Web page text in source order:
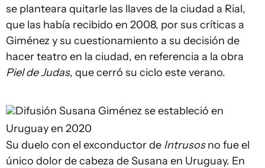
se planteara quitarle las llaves de la ciudad a Rial,
que las había recibido en 2008, por sus críticas a
Giménez y su cuestionamiento a su decisión de
hacer teatro en la ciudad, en referencia a la obra
Piel de Judas, que cerró su ciclo este verano.
Difusión Susana Giménez se estableció en
Uruguay en 2020
Su duelo con el exconductor de Intrusosno fue el
único dolor de cabeza de Susana en Uruguay. En